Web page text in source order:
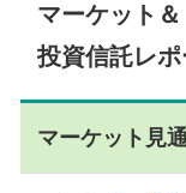
マーケット＆
投資信託レポ
マーケット見